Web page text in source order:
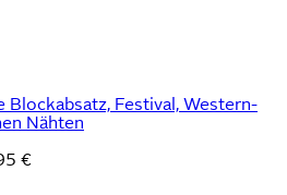
Festival, Western-
Nähten
€